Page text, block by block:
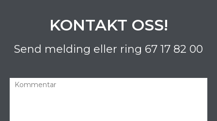
KONTAKT OSS!
Send melding eller ring 67 17 82 00